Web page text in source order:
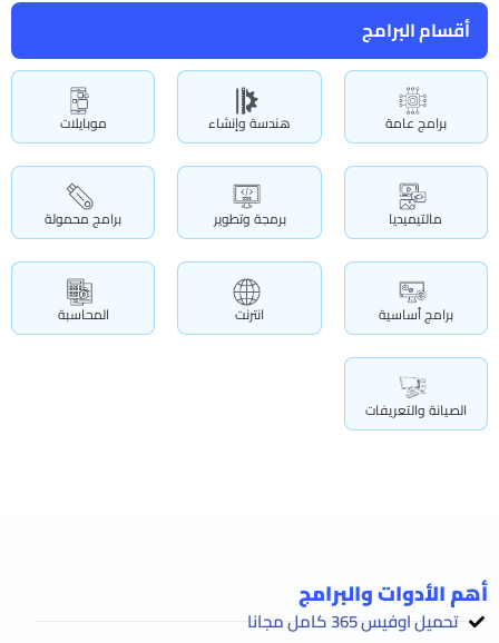
أقسام البرامج
برامج عامة هندسة وإنشاء موبايلات
مالتيميديا برمجة وتطوير برامج محمولة
برامج أساسية انترنت المحاسبة
الصيانة والتعريفات
أهم الأدوات والبرامج
تحميل اوفيس 365 كامل مجانا